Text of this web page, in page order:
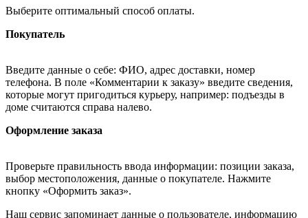
Выберите оптимальный способ оплаты.
Покупатель
Введите данные о себе: ФИО, адрес доставки, номер
телефона. В поле «Комментарии к заказу» введите сведения,
которые могут пригодиться курьеру, например: подъезды в
доме считаются справа налево.
Оформление заказа
Проверьте правильность ввода информации: позиции заказа,
выбор местоположения, данные о покупателе. Нажмите
кнопку «Оформить заказ».
Наш сервис запоминает данные о пользователе, информацию